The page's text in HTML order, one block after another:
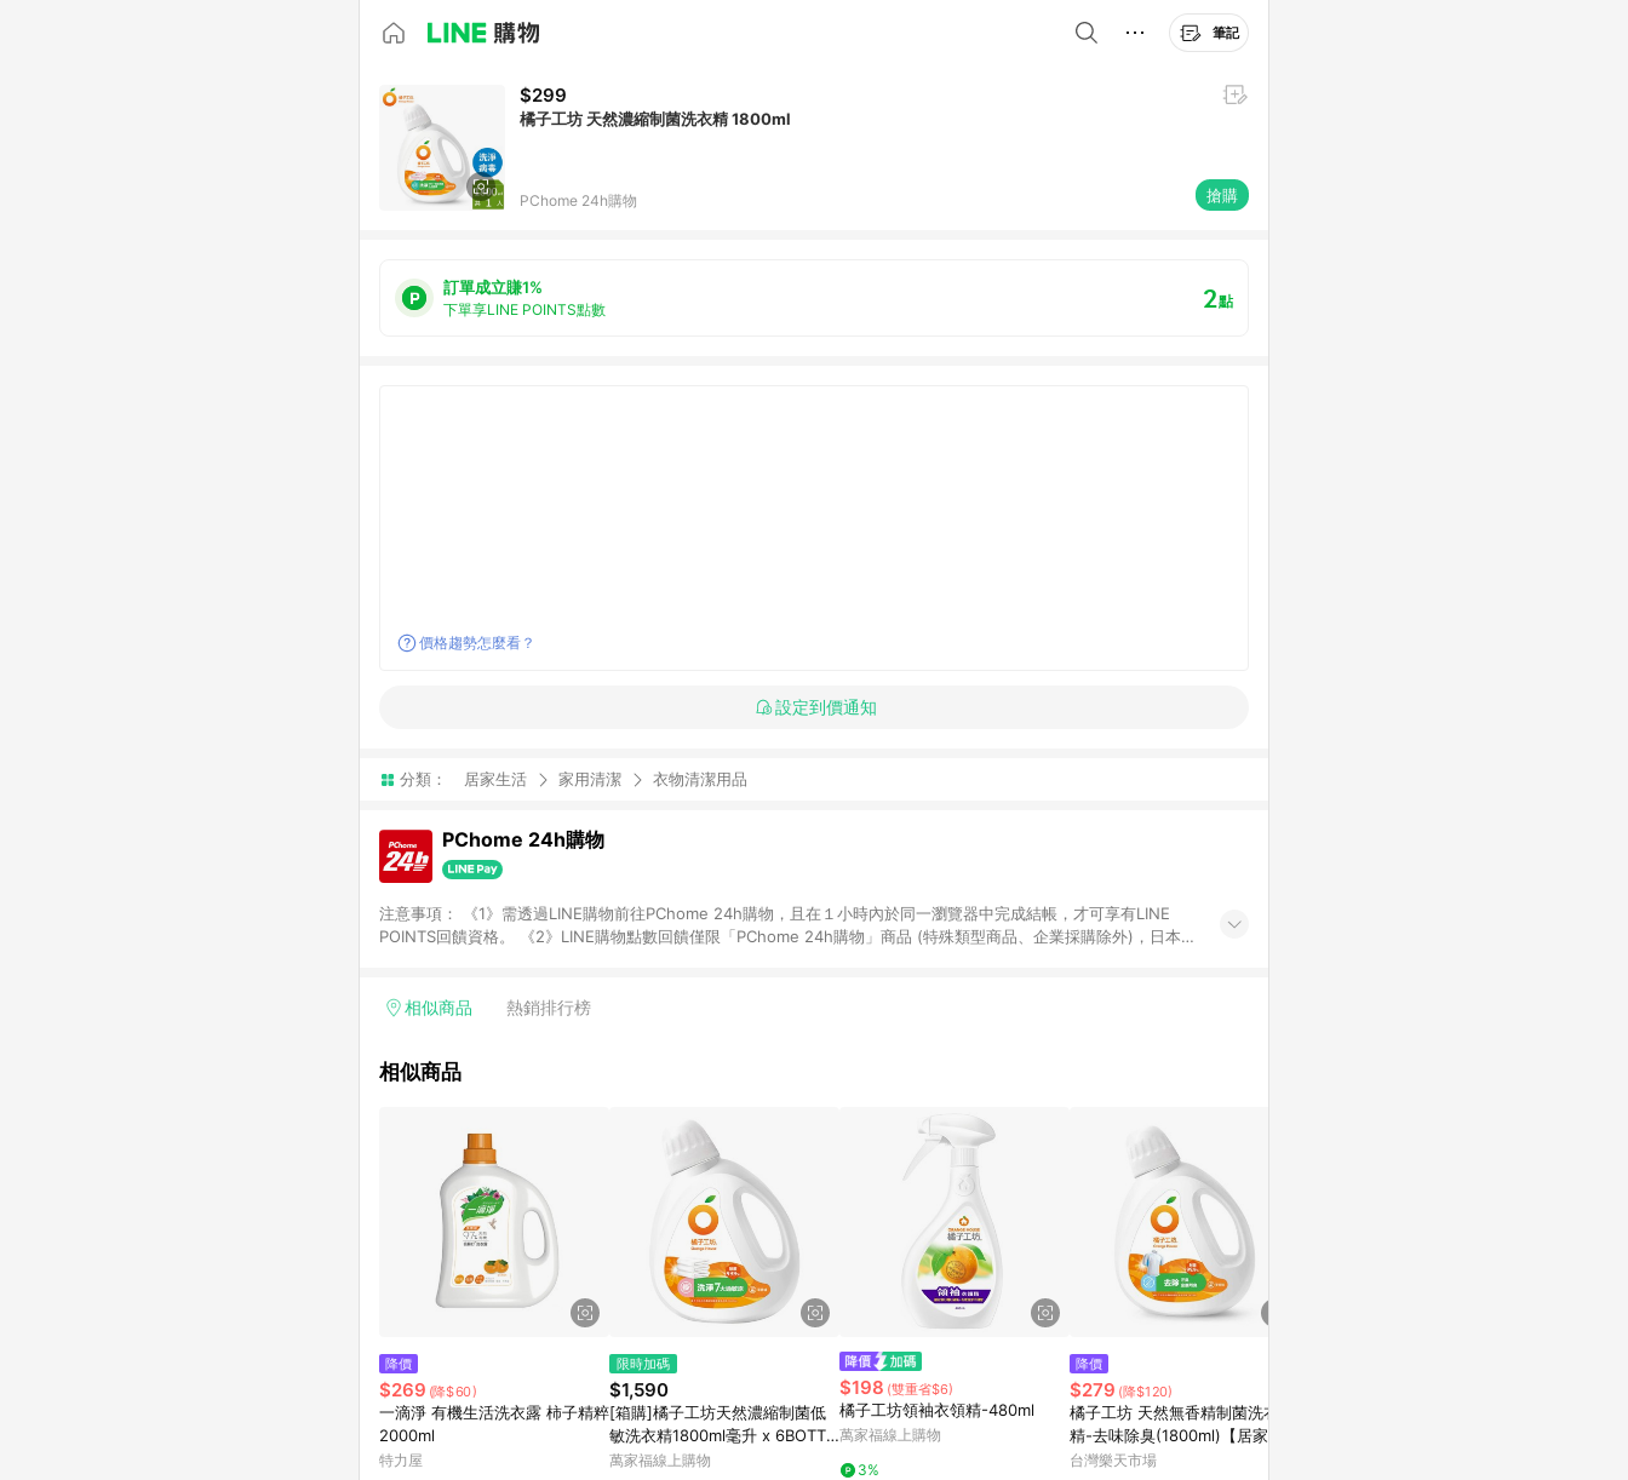
筆記
$299
橘子工坊 天然濃縮制菌洗衣精 1800ml
PChome 24h購物 搶購
訂單成立賺1%
下單享LINE POINTS點數 2點
價格趨勢怎麼看？
設定到價通知
分類： 居家生活 家用清潔 衣物清潔用品
PChome 24h購物
注意事項： 《1》需透過LINE購物前往PChome 24h購物，且在１小時內於同一瀏覽器中完成結帳，才可享有LINE
POINTS回饋資格。 《2》LINE購物點數回饋僅限「PChome 24h購物」商品 (特殊類型商品、企業採購除外)，日本代
PChome儲值商品、企業專區/企業採購、部分指定商品 - 下載軟體、奶粉/副食品、電腦軟體、InComm儲值點數、點
商家訂單頁面標示「LINE回饋」，若無此標示則 不符合回饋LINE POINTS點數資格亦不得使用點數紅包 。 《7》LINE
並依訂單成立時間當下LINE購物所設定的回饋機制為準。 《8》LINE購物為購物資訊整合性平台，商品資料更新會有
時間差，如顯示之商品規格、顏色、價位、贈品與PChome 24h購物銷售網頁不符，以銷售網頁標示為準！
相似商品 熱銷排行榜
相似商品
降價
$269 (降$60)
一滴淨 有機生活洗衣露 柿子精粹
2000ml
特力屋
限時加碼
$1,590
[箱購]橘子工坊天然濃縮制菌低
敏洗衣精1800ml毫升 x 6BOTTL
E瓶
萬家福線上購物
$198 (雙重省$6)
橘子工坊領袖衣領精-480ml
萬家福線上購物
3%
降價
$279 (降$120)
橘子工坊 天然無香精制菌洗衣
精-去味除臭(1800ml)【居家生活
便利購】
台灣樂天市場